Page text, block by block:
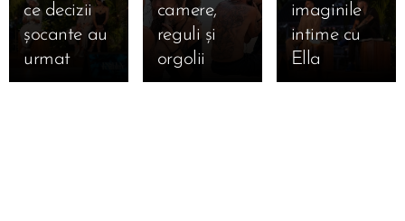
ce decizii
șocante au
urmat 🔥
camere,
reguli și
orgolii
imaginile
intime cu
Ella 🔥